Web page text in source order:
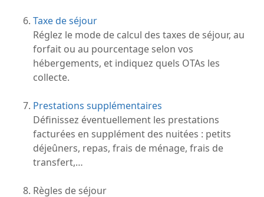
Taxe de séjour
Réglez le mode de calcul des taxes de séjour, au
forfait ou au pourcentage selon vos
hébergements, et indiquez quels OTAs les
collecte.
Prestations supplémentaires
Définissez éventuellement les prestations
facturées en supplément des nuitées : petits
déjeûners, repas, frais de ménage, frais de
transfert,…
Règles de séjour